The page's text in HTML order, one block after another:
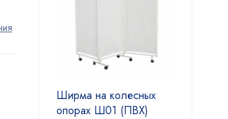
Ширма на колесных
опорах Ш01 (ПВХ)